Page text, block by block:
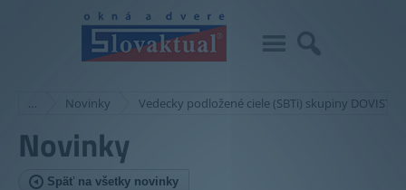
… Novinky Vedecky podložené ciele (SBTi) skupiny
Novinky
Späť na všetky novinky